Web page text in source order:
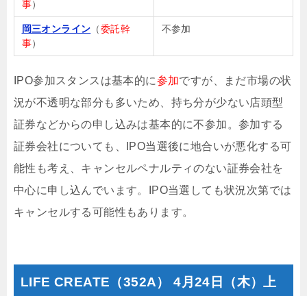
事）
岡三オンライン （委託幹
事）
不参加
IPO参加スタンスは基本的に参加ですが、まだ市場の状
況が不透明な部分も多いため、持ち分が少ない店頭型
証券などからの申し込みは基本的に不参加。参加する
証券会社についても、IPO当選後に地合いが悪化する可
能性も考え、キャンセルペナルティのない証券会社を
中心に申し込んでいます。IPO当選しても状況次第では
キャンセルする可能性もあります。
LIFE CREATE（352A） 4月24日（木）上